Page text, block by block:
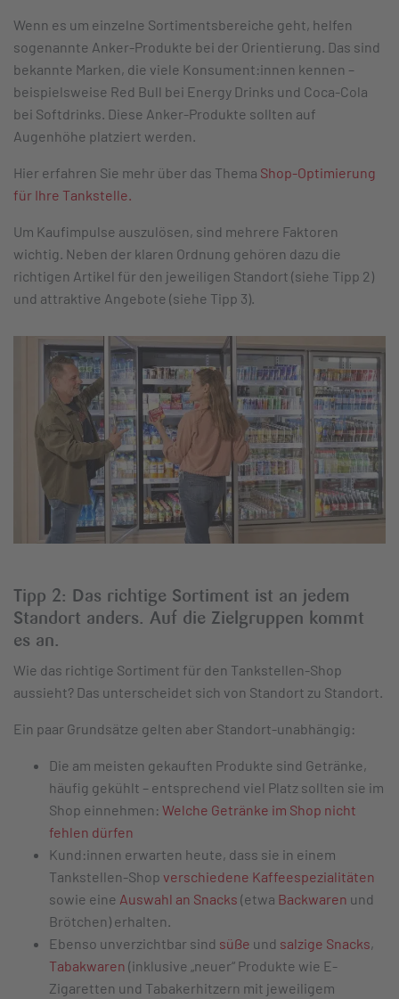
Wenn es um einzelne Sortimentsbereiche geht, helfen
sogenannte Anker-Produkte bei der Orientierung. Das sind
bekannte Marken, die viele Konsument:innen kennen –
beispielsweise Red Bull bei Energy Drinks und Coca-Cola
bei Softdrinks. Diese Anker-Produkte sollten auf
Augenhöhe platziert werden.
Hier erfahren Sie mehr über das Thema Shop-Optimierung
für Ihre Tankstelle.
Um Kaufimpulse auszulösen, sind mehrere Faktoren
wichtig. Neben der klaren Ordnung gehören dazu die
richtigen Artikel für den jeweiligen Standort (siehe Tipp 2)
und attraktive Angebote (siehe Tipp 3).
Tipp 2: Das richtige Sortiment ist an jedem
Standort anders. Auf die Zielgruppen kommt
es an.
Wie das richtige Sortiment für den Tankstellen-Shop
aussieht? Das unterscheidet sich von Standort zu Standort.
Ein paar Grundsätze gelten aber Standort-unabhängig:
Die am meisten gekauften Produkte sind Getränke,
häufig gekühlt – entsprechend viel Platz sollten sie im
Shop einnehmen: Welche Getränke im Shop nicht
fehlen dürfen
Kund:innen erwarten heute, dass sie in einem
Tankstellen-Shop verschiedene Kaffeespezialitäten
sowie eine Auswahl an Snacks (etwa Backwaren und
Brötchen) erhalten.
Ebenso unverzichtbar sind süße und salzige Snacks,
Tabakwaren (inklusive „neuer“ Produkte wie E-
Zigaretten und Tabakerhitzern mit jeweiligem